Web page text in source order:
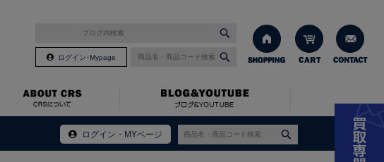
ログイン･Mypage
ログイン・MYページ